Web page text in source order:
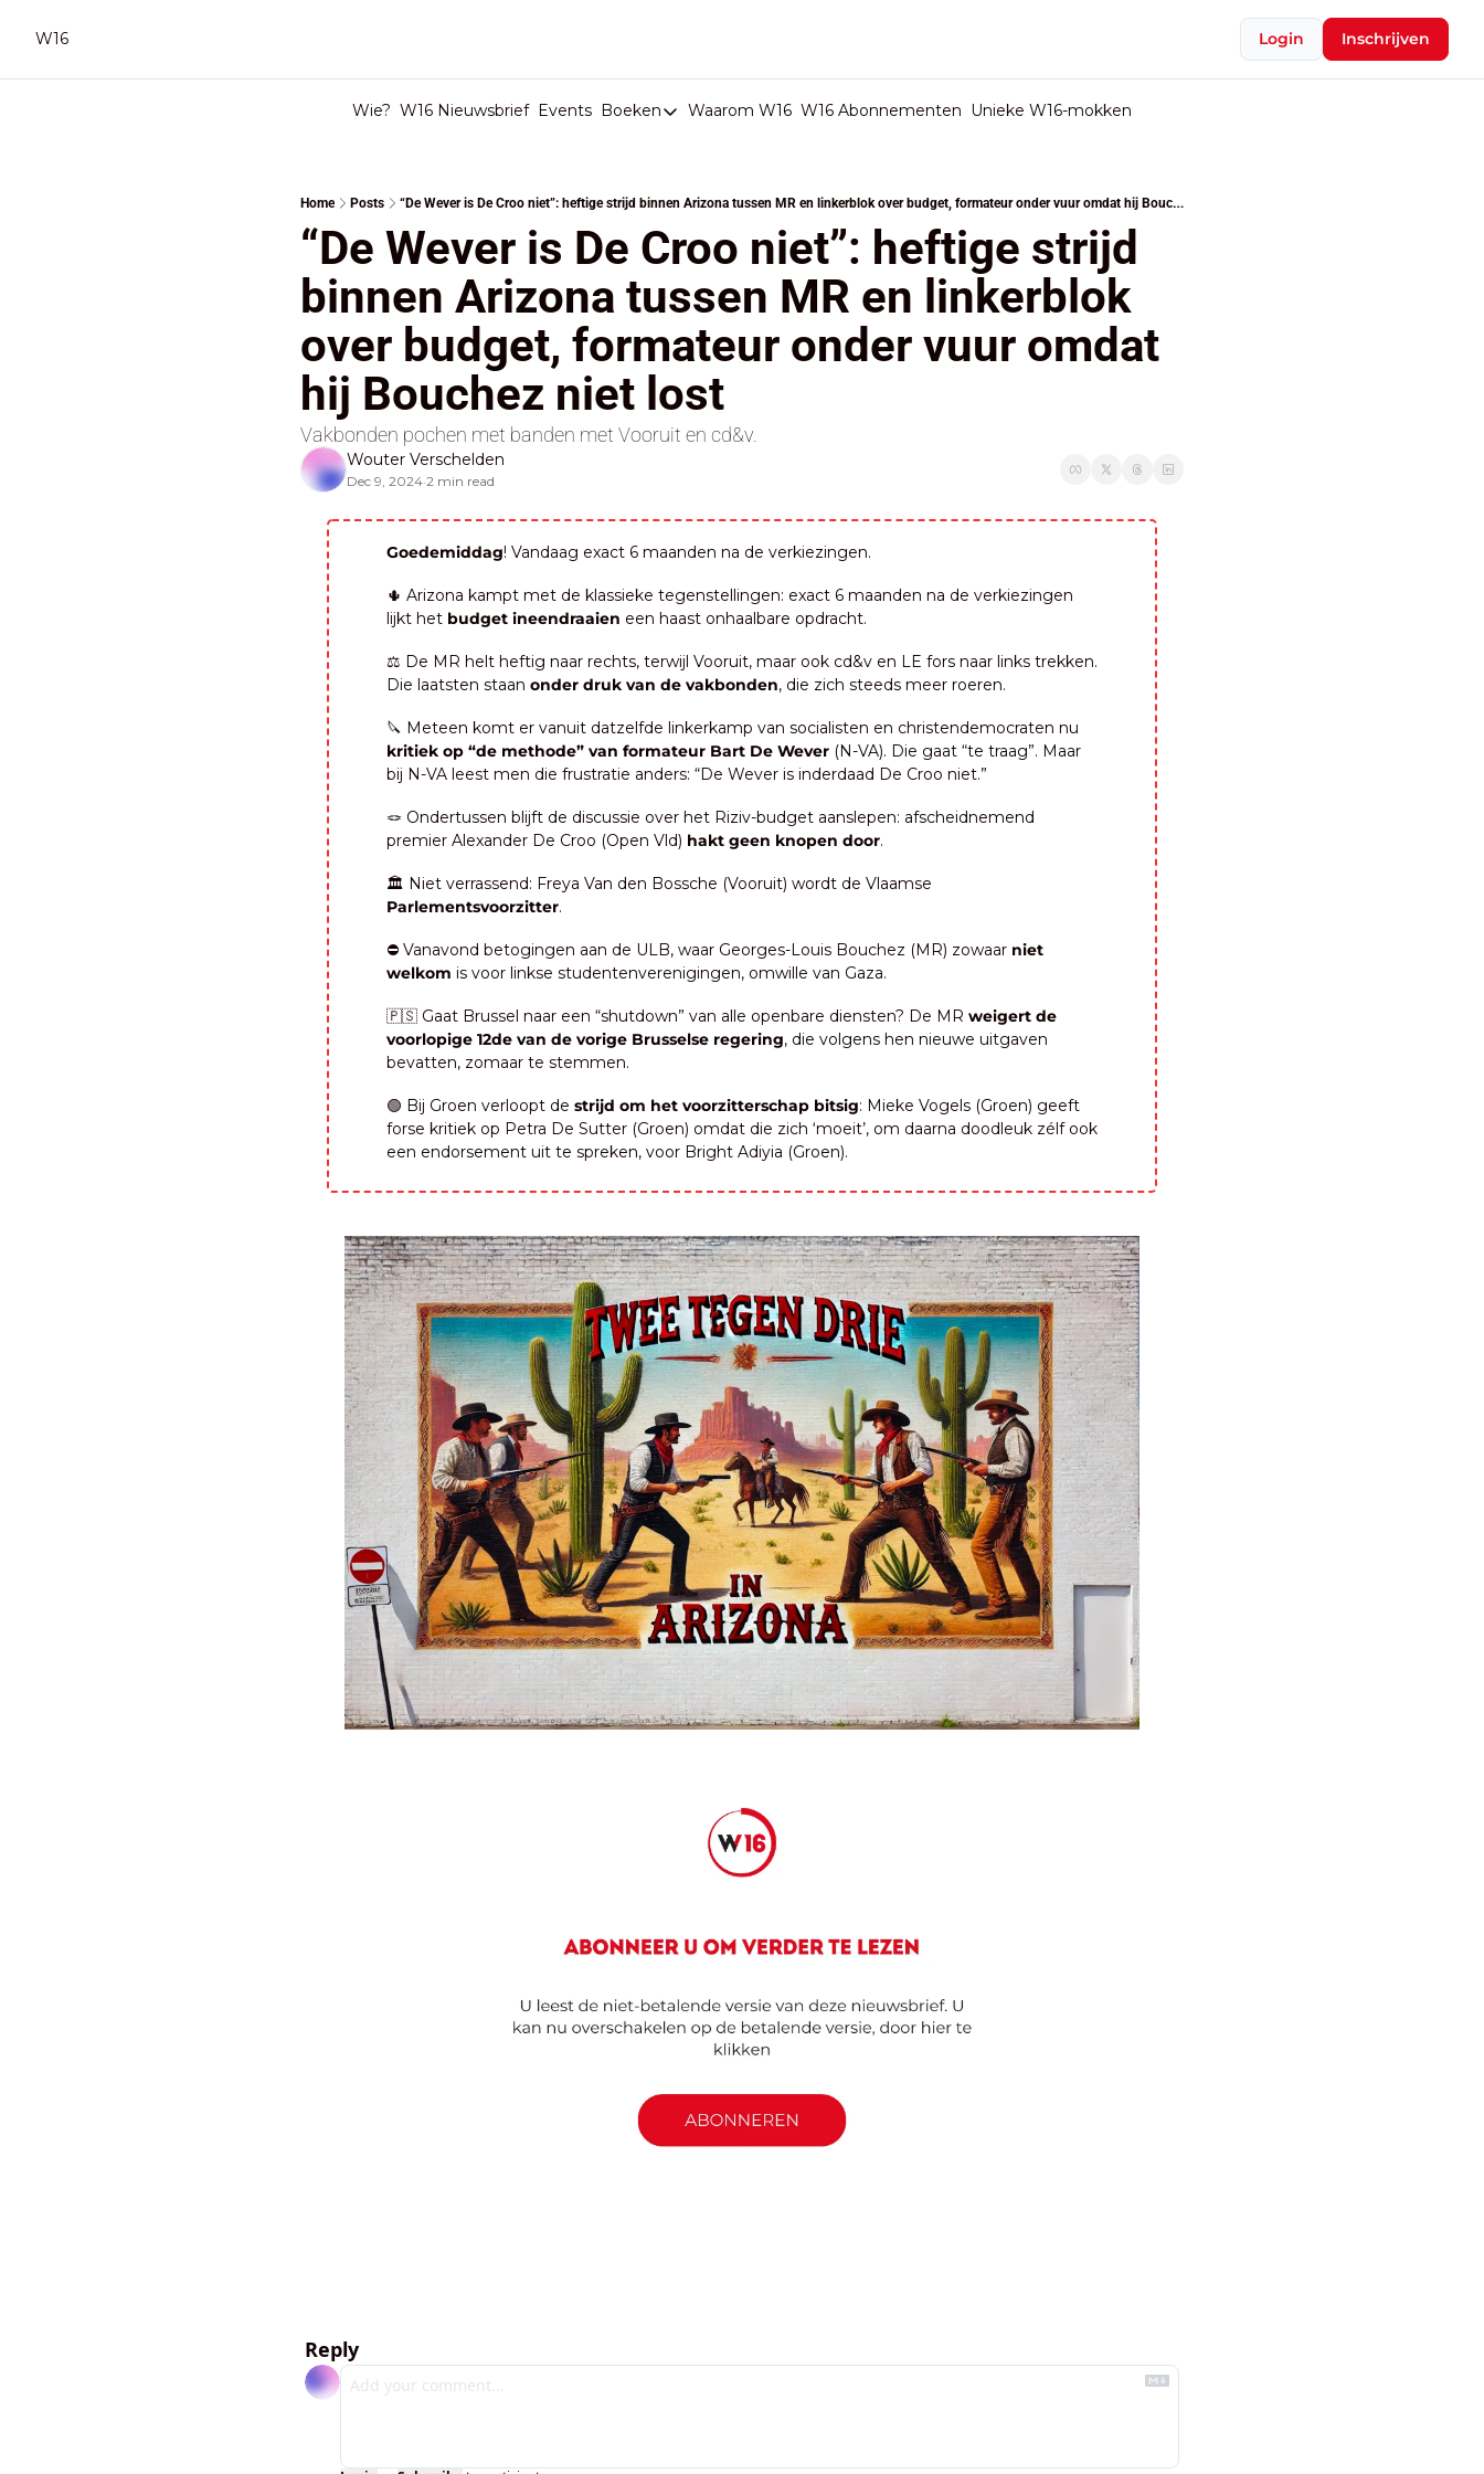
W16 Login Inschrijven
Wie? W16 Nieuwsbrief Events Boeken
Boeken
Boeken
Stop de Persen
Het Merk België
De Doodgravers van België
Waarom W16 W16 Abonnementen Unieke W16-mokken
Home Posts “De Wever is De Croo niet”: heftige strijd binnen Arizona tussen MR en linkerblok over budget, formateur onder vuur omdat hij Bouchez niet lost
“De Wever is De Croo niet”: heftige strijd
binnen Arizona tussen MR en linkerblok
over budget, formateur onder vuur omdat
hij Bouchez niet lost
Vakbonden pochen met banden met Vooruit en cd&v.
Wouter Verschelden
Dec 9, 2024•2 min read
Goedemiddag! Vandaag exact 6 maanden na de verkiezingen.
🌵 Arizona kampt met de klassieke tegenstellingen: exact 6 maanden na de verkiezingen
lijkt het budget ineendraaien een haast onhaalbare opdracht.
⚖️ De MR helt heftig naar rechts, terwijl Vooruit, maar ook cd&v en LE fors naar links trekken.
Die laatsten staan onder druk van de vakbonden, die zich steeds meer roeren.
🔪
kritiek op “de methode” van formateur Bart De Wever (N-VA). Die gaat “te traag”. Maar
bij N-VA leest men die frustratie anders: “De Wever is inderdaad De Croo niet.”
🪢 Ondertussen blijft de discussie over het Riziv-budget aanslepen: afscheidnemend
premier Alexander De Croo (Open Vld) hakt geen knopen door.
Parlementsvoorzitter.
⛔️ Vanavond betogingen aan de ULB, waar Georges-Louis Bouchez (MR) zowaar niet
welkom is voor linkse studentenverenigingen, omwille van Gaza.
🇵🇸 Gaat Brussel naar een “shutdown” van alle openbare diensten? De MR weigert de
voorlopige 12de van de vorige Brusselse regering, die volgens hen nieuwe uitgaven
bevatten, zomaar te stemmen.
🟢 Bij Groen verloopt de strijd om het voorzitterschap bitsig: Mieke Vogels (Groen) geeft
forse kritiek op Petra De Sutter (Groen) omdat die zich ‘moeit’, om daarna doodleuk zélf ook
een endorsement uit te spreken, voor Bright Adiyia (Groen).
Reply